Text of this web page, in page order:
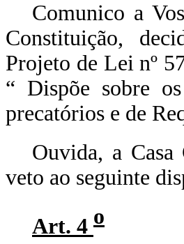
Comunico a
Constituição,
Projeto de Lei nº
“ Dispõe sobre
precatórios e de
Ouvida, a
veto ao seguinte
Art. 4 o